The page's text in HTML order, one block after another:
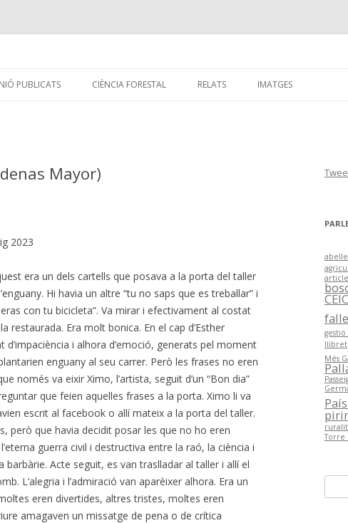
al
PUBLICATS CIÈNCIA FORESTAL
DEL BANCAL A LA TAULA
EXPLORA EL PARC.
NATURA I PATRIMONI
EN FAMÍLIA
EL BOSC I LA JÚLIA VISITEN
EL CATÀLEG DE PROJECTES
FEM PARC. PROPOSTES
D’ECOTURISME ALS PARCS
NATURALS DE L’ALT PIRINEU
RELATS IMATGES
Mayor)
2023
era un dels cartells que posava a la porta del taller
Hi havia un altre “tu no saps que es treballar” i
con tu bicicleta”. Va mirar i efectivament al costat
restaurada. Era molt bonica. En el cap d’Esther
i alhora d’emoció, generats pel moment
enguany al seu carrer. Però les frases no eren
només va eixir Ximo, l’artista, seguit d’un “Bon dia”
que feien aquelles frases a la porta. Ximo li va
escrit al facebook o allí mateix a la porta del taller.
però que havia decidit posar les que no ho eren
guerra civil i destructiva entre la raó, la ciència i
barbàrie. Acte seguit, es van traslladar al taller i allí el
L’alegria i l’admiració van aparèixer alhora. Era un
eren divertides, altres tristes, moltes eren
amagaven un missatge de pena o de crítica
llibret
Més
Torre
e